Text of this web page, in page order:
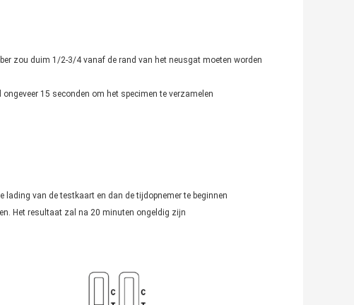
zou duim 1/2-3/4 vanaf de rand van het neusgat moeten worden
15 seconden om het specimen te verzamelen
lading van de testkaart en dan de tijdopnemer te beginnen
Het resultaat zal na 20 minuten ongeldig zijn